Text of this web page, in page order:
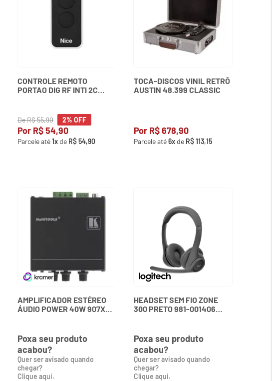
CONTROLE REMOTO
PORTAO DIG RF INTI 2C
DeR$55,90 2% OFF
Por R$54,90
Parcele até1x de R$54,90
TOCA-DISCOS VINIL RETRÔ
AUSTIN 48.399 CLASSIC
Por R$678,90
Parcele até6x de R$113,15
AMPLIFICADOR ESTÉREO
ÁUDIO POWER 40W 907XL
Poxa seu produto
acabou?
Quer ser avisado quando
chegar?
Clique aqui.
HEADSET SEM FIO ZONE
300 PRETO 981-001406
Poxa seu produto
acabou?
Quer ser avisado quando
chegar?
Clique aqui.